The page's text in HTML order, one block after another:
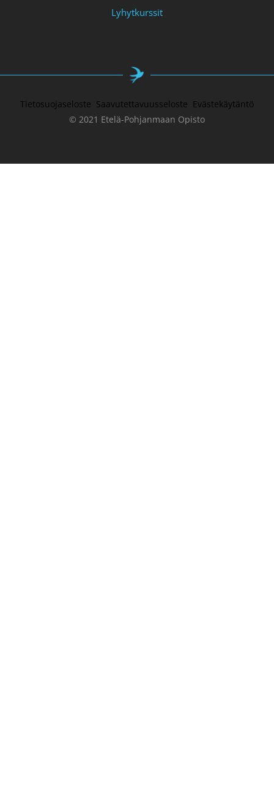
Lyhytkurssit
Tietosuojaseloste Saavutettavuusseloste Evästekäytäntö
© 2021 Etelä-Pohjanmaan Opisto